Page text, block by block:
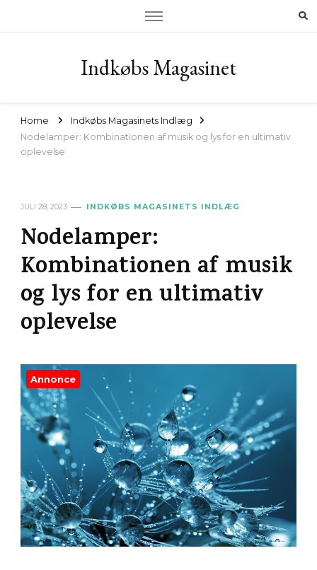
Indkøbs Magasinet
Home
Indkøbs Magasinets Indlæg
Nodelamper: Kombinationen af musik og lys for en ultimativ
oplevelse
JULI 28, 2023 INDKØBS MAGASINETS INDLÆG
Nodelamper:
Kombinationen af musik
og lys for en ultimativ
oplevelse
Annonce